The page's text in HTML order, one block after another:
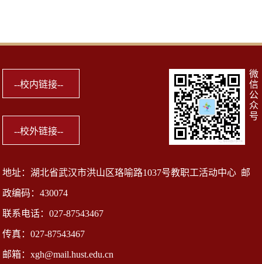
微
信
公
众
号
地址：湖北省武汉市洪山区珞喻路1037号教职工活动中心 邮
政编码：430074
联系电话：027-87543467
传真：027-87543467
邮箱：xgh@mail.hust.edu.cn